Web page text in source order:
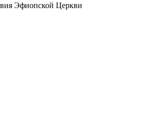
Эфиопской Церкви